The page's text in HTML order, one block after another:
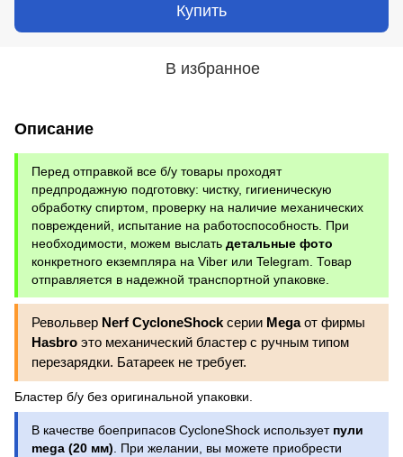
Купить
В избранное
Описание
Перед отправкой все б/у товары проходят
предпродажную подготовку: чистку, гигиеническую
обработку спиртом, проверку на наличие механических
повреждений, испытание на работоспособность. При
необходимости, можем выслать детальные фото
конкретного екземпляра на Viber или Telegram. Товар
отправляется в надежной транспортной упаковке.
Револьвер Nerf CycloneShock серии Megaот фирмы
Hasbro это механический бластер с ручным типом
перезарядки. Батареек не требует.
Бластер б/у без оригинальной упаковки.
В качестве боеприпасов CycloneShock использует пули
mega (20 мм) . При желании, вы можете приобрести